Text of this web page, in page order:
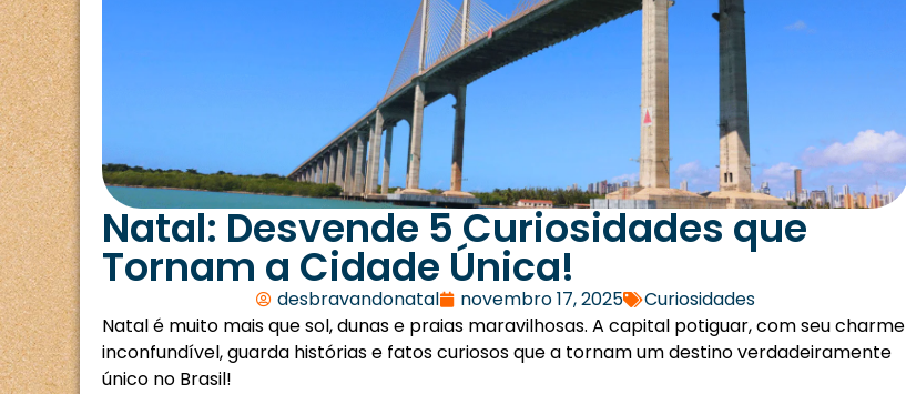
Natal: Desvende 5 Curiosidades que
Tornam a Cidade Única!
desbravandonatal novembro 17, 2025
Curiosidades
Natal é muito mais que sol, dunas e praias maravilhosas. A capital potiguar, com seu charme
inconfundível, guarda histórias e fatos curiosos que a tornam um destino verdadeiramente
único no Brasil!